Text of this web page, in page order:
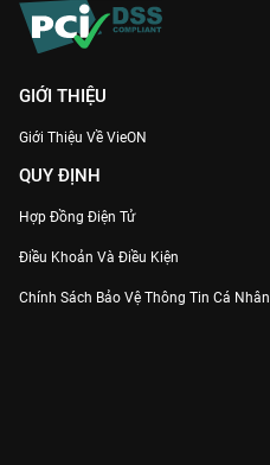
GIỚI THIỆU
Giới Thiệu Về VieON
QUY ĐỊNH
Hợp Đồng Điện Tử
Điều Khoản Và Điều Kiện
Chính Sách Bảo Vệ Thông Tin Cá Nhân